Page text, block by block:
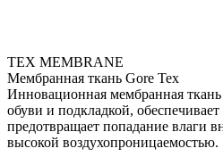
TEX MEMBRANE
Мембранная ткань Gore Tex
Инновационная мембранная
обуви и подкладкой,
предотвращает попадание влаги
высокой воздухопроницаемостью.